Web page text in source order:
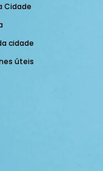
Cidade
cidade
úteis